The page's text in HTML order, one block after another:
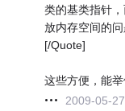
类的基类指针
放内存空间的问
[/Quote]
这些方便，能
2009-05-27